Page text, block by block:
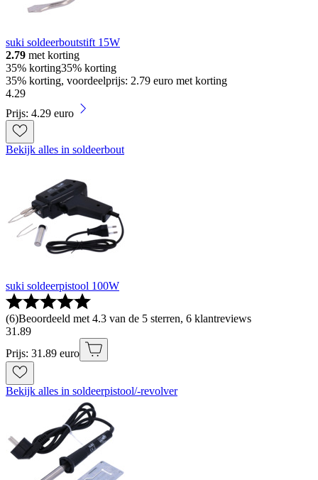
suki soldeerboutstift 15W
2.79 met korting
35% korting35% korting
35% korting, voordeelprijs: 2.79 euro met korting
4.29
Prijs: 4.29 euro
Bekijk alles in soldeerbout
suki soldeerpistool 100W
(6)Beoordeeld met 4.3 van de 5 sterren, 6 klantreviews
31 .89
Prijs: 31.89 euro
Bekijk alles in soldeerpistool/-revolver